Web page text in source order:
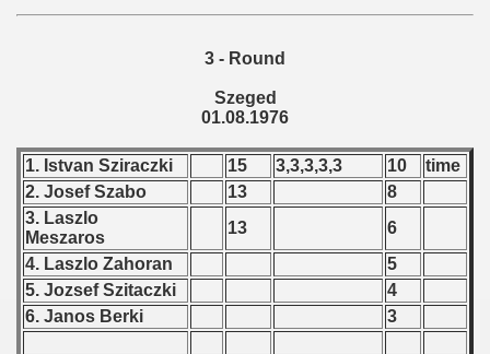
3 - Round
Szeged
01.08.1976
1. Istvan Sziraczki 15 3,3,3,3,3 10
time
2. Josef Szabo
13
8
3. Laszlo
Meszaros
13
6
4. Laszlo Zahoran
5
5. Jozsef Szitaczki
4
6. Janos Berki
3
Qualification) - 1976
qualifications) - 1976
Qualifications) - 1976
Qualification) - 1976
Qualifications) - 1976
Qualifications) - 1976